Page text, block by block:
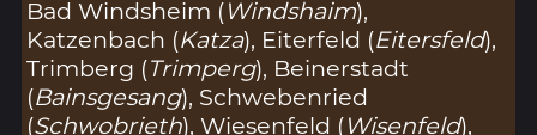
Bad Windsheim (Windshaim),
Katzenbach (Katza), Eiterfeld (Eitersfeld),
Trimberg (Trimperg), Beinerstadt
(Bainsgesang), Schwebenried
(Schwobrieth), Wiesenfeld (Wisenfeld),